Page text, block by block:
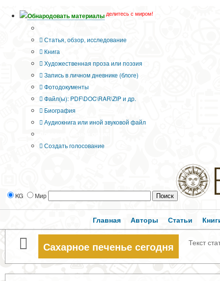
Обнародовать материалы делитесь с миром!
Статья, обзор, исследование
Книга
Художественная проза или поэзия
Запись в личном дневнике (блоге)
Фотодокументы
Файл(ы): PDF\DOC\RAR\ZIP и др.
Биография
Аудиокнига или иной звуковой файл
Создать голосование
KG Мир
Главная Авторы Статьи
Сахарное печенье сегодня Текст